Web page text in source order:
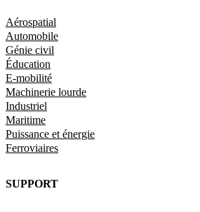
Aérospatial
Automobile
Génie civil
Éducation
E-mobilité
Machinerie lourde
Industriel
Maritime
Puissance et énergie
Ferroviaires
SUPPORT